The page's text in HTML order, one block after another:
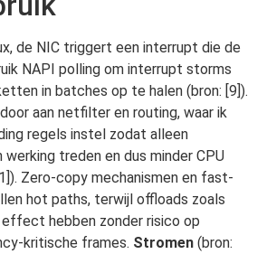
de NIC triggert een interrupt die de
NAPI polling om interrupt storms
in batches op te halen (bron: [9]).
aan netfilter en routing, waar ik
regels instel zodat alleen
werking treden en dus minder CPU
Zero-copy mechanismen en fast-
hot paths, terwijl offloads zoals
effect hebben zonder risico op
kritische frames. Stromen (bron: